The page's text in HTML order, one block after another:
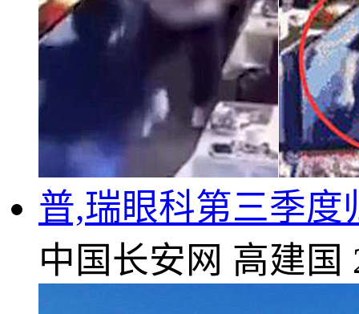
普,瑞眼科第三季度
中国长安网 高建国